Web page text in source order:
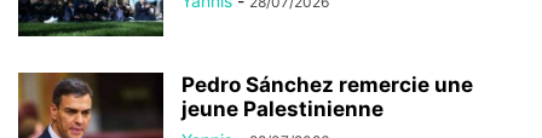
Pedro Sánchez remercie une
jeune Palestinienne